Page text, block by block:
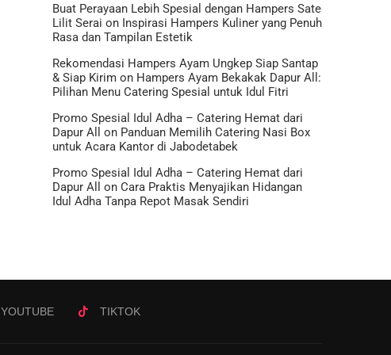
Buat Perayaan Lebih Spesial dengan Hampers Sate
Lilit Serai on Inspirasi Hampers Kuliner yang Penuh
Rasa dan Tampilan Estetik
Rekomendasi Hampers Ayam Ungkep Siap Santap
& Siap Kirim on Hampers Ayam Bekakak Dapur All:
Pilihan Menu Catering Spesial untuk Idul Fitri
Promo Spesial Idul Adha – Catering Hemat dari
Dapur All
on Panduan Memilih Catering Nasi Box
untuk Acara Kantor di Jabodetabek
Promo Spesial Idul Adha – Catering Hemat dari
Dapur All
on Cara Praktis Menyajikan Hidangan
Idul Adha Tanpa Repot Masak Sendiri
YOUTUBE TIKTOK